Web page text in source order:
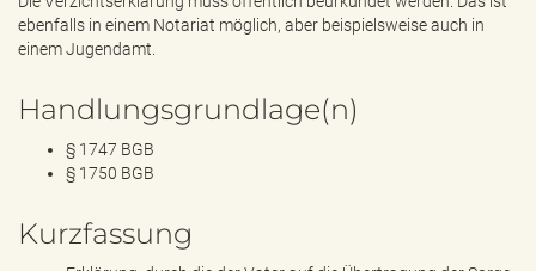
ebenfalls in einem Notariat möglich, aber beispielsweise auch in
einem Jugendamt.
Handlungsgrundlage(n)
§ 1747 BGB
§ 1750 BGB
Kurzfassung